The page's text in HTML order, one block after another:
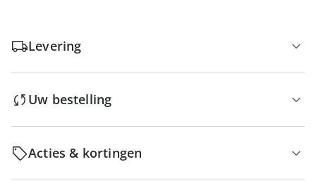
Levering
Uw bestelling
Acties & kortingen